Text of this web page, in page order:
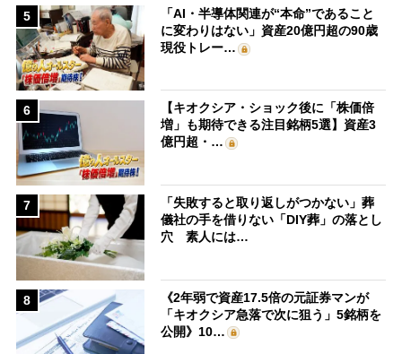
5
「AI・半導体関連が“本命”であること
に変わりはない」資産20億円超の90歳
現役トレー…
6
【キオクシア・ショック後に「株価倍
増」も期待できる注目銘柄5選】資産3
億円超・…
7
「失敗すると取り返しがつかない」葬
儀社の手を借りない「DIY葬」の落とし
穴 素人には…
8
《2年弱で資産17.5倍の元証券マンが
「キオクシア急落で次に狙う」5銘柄を
公開》10…